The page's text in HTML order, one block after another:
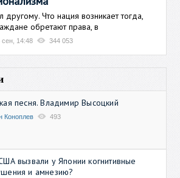
другому. Что нация возникает тогда,
обретают права, в
сен, 14:48 344 053
песня. Владимир Высоцкий
Коноплев 493
вызвали у Японии когнитивные
и амнезию?